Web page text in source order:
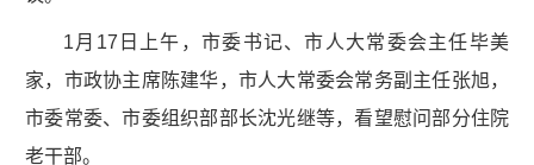
1月17日上午，市委书记、市人大常委会主任毕美
家，市政协主席陈建华，市人大常委会常务副主任张旭，
市委常委、市委组织部部长沈光继等，看望慰问部分住院
老干部。